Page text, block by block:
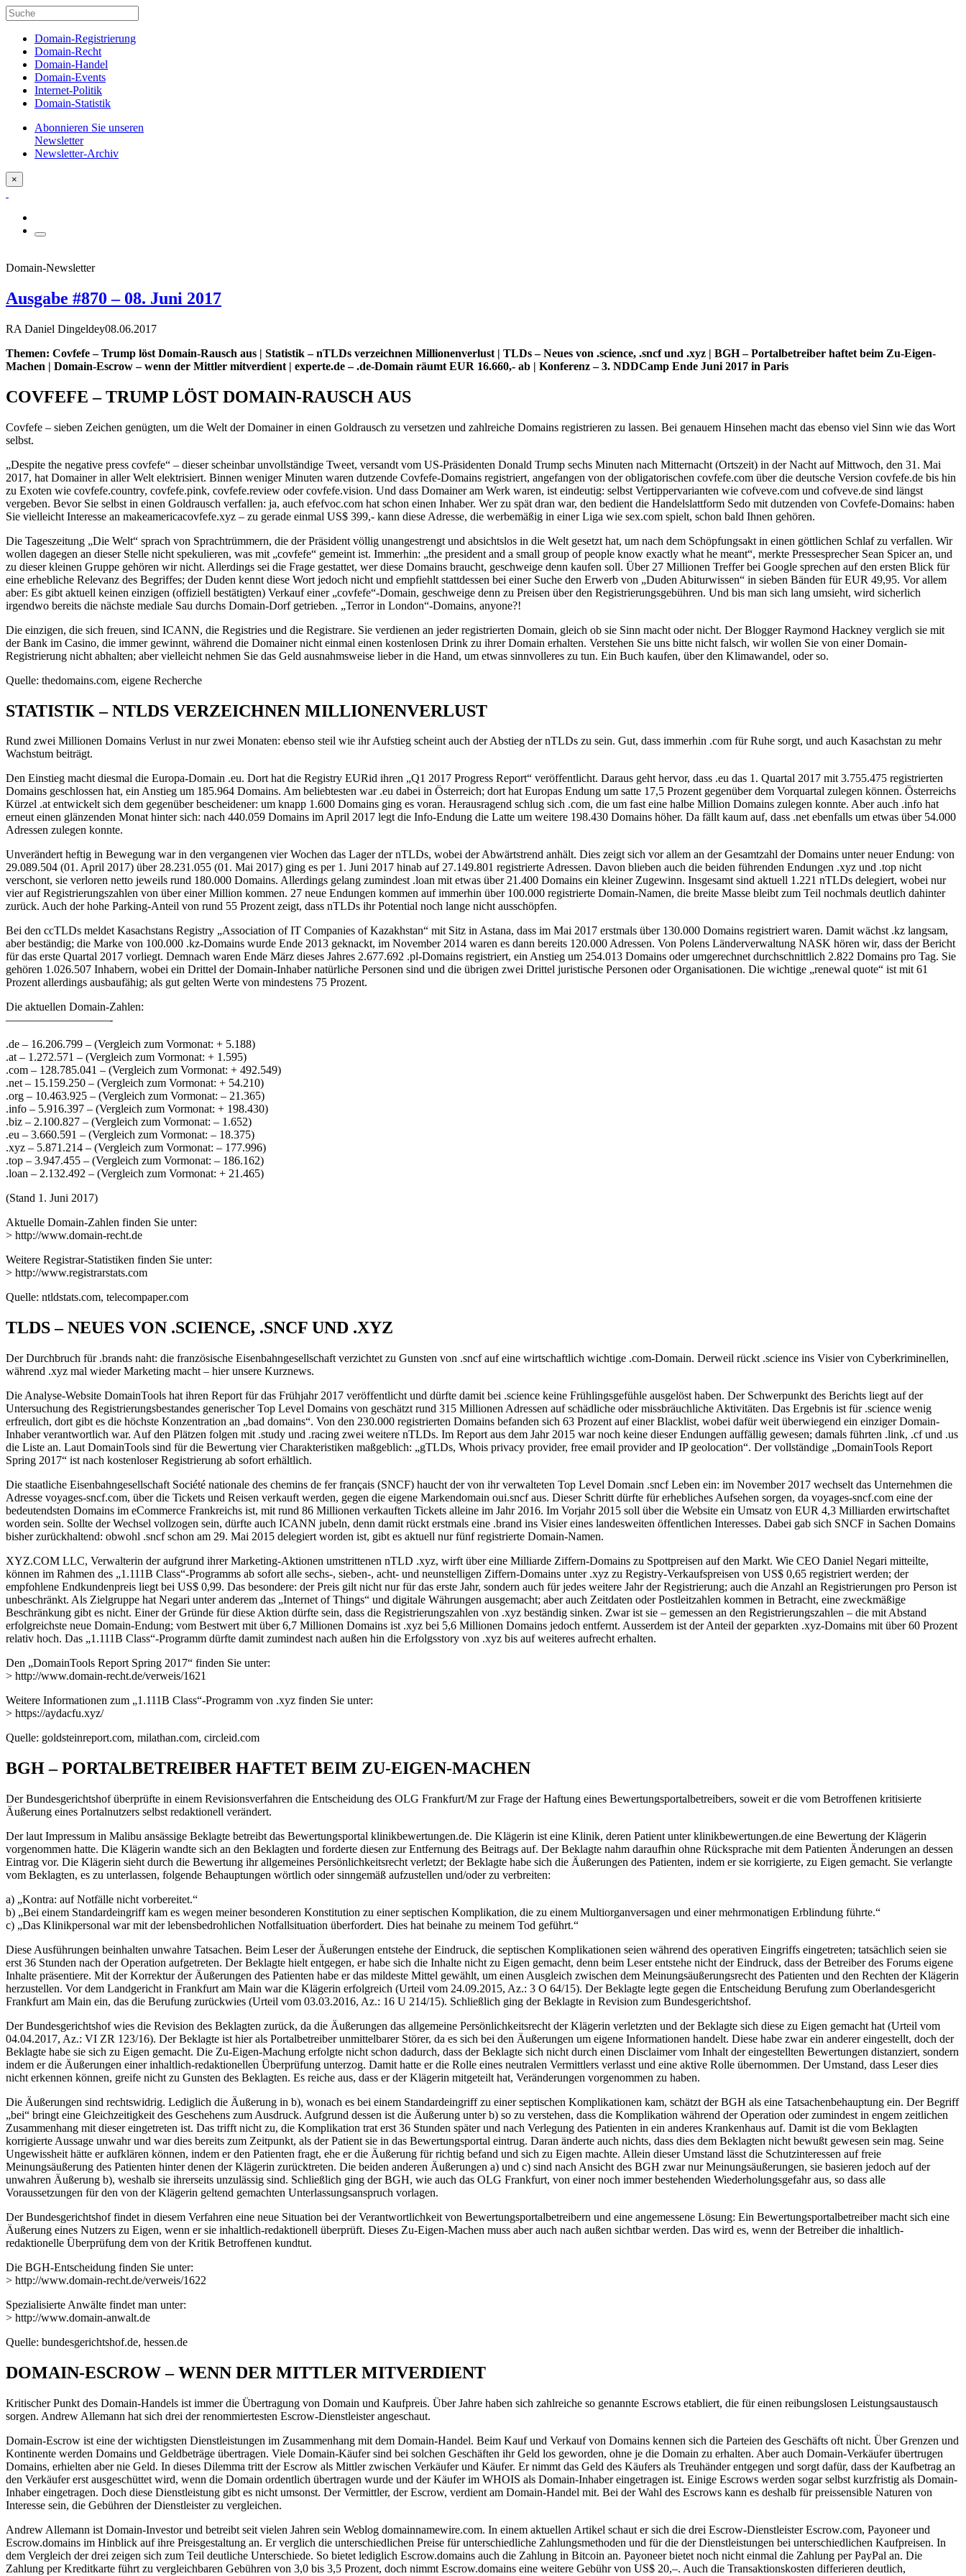
Domain-Registrierung
Domain-Recht
Domain-Handel
Domain-Events
Internet-Politik
Domain-Statistik
Abonnieren Sie unseren
Newsletter
Newsletter-Archiv
×
Domain-Newsletter
Ausgabe #870 – 08. Juni 2017
RA Daniel Dingeldey08.06.2017
Themen: Covfefe – Trump löst Domain-Rausch aus | Statistik – nTLDs verzeichnen Millionenverlust | TLDs – Neues von .science, .sncf und .xyz | BGH – Portalbetreiber haftet beim Zu-Eigen-
Machen | Domain-Escrow – wenn der Mittler mitverdient | experte.de – .de-Domain räumt EUR 16.660,- ab | Konferenz – 3. NDDCamp Ende Juni 2017 in Paris
COVFEFE – TRUMP LÖST DOMAIN-RAUSCH AUS
Covfefe – sieben Zeichen genügten, um die Welt der Domainer in einen Goldrausch zu versetzen und zahlreiche Domains registrieren zu lassen. Bei genauem Hinsehen macht das ebenso viel Sinn wie das Wort
selbst.
„Despite the negative press covfefe“ – dieser scheinbar unvollständige Tweet, versandt vom US-Präsidenten Donald Trump sechs Minuten nach Mitternacht (Ortszeit) in der Nacht auf Mittwoch, den 31. Mai
2017, hat Domainer in aller Welt elektrisiert. Binnen weniger Minuten waren dutzende Covfefe-Domains registriert, angefangen von der obligatorischen covfefe.com über die deutsche Version covfefe.de bis hin
zu Exoten wie covfefe.country, covfefe.pink, covfefe.review oder covfefe.vision. Und dass Domainer am Werk waren, ist eindeutig: selbst Vertippervarianten wie cofveve.com und cofveve.de sind längst
vergeben. Bevor Sie selbst in einen Goldrausch verfallen: ja, auch efefvoc.com hat schon einen Inhaber. Wer zu spät dran war, den bedient die Handelslattform Sedo mit dutzenden von Covfefe-Domains: haben
Sie vielleicht Interesse an makeamericacovfefe.xyz – zu gerade einmal US$ 399,- kann diese Adresse, die werbemäßig in einer Liga wie sex.com spielt, schon bald Ihnen gehören.
Die Tageszeitung „Die Welt“ sprach von Sprachtrümmern, die der Präsident völlig unangestrengt und absichtslos in die Welt gesetzt hat, um nach dem Schöpfungsakt in einen göttlichen Schlaf zu verfallen. Wir
wollen dagegen an dieser Stelle nicht spekulieren, was mit „covfefe“ gemeint ist. Immerhin: „the president and a small group of people know exactly what he meant“, merkte Pressesprecher Sean Spicer an, und
zu dieser kleinen Gruppe gehören wir nicht. Allerdings sei die Frage gestattet, wer diese Domains braucht, geschweige denn kaufen soll. Über 27 Millionen Treffer bei Google sprechen auf den ersten Blick für
eine erhebliche Relevanz des Begriffes; der Duden kennt diese Wort jedoch nicht und empfiehlt stattdessen bei einer Suche den Erwerb von „Duden Abiturwissen“ in sieben Bänden für EUR 49,95. Vor allem
aber: Es gibt aktuell keinen einzigen (offiziell bestätigten) Verkauf einer „covfefe“-Domain, geschweige denn zu Preisen über den Registrierungsgebühren. Und bis man sich lang umsieht, wird sicherlich
irgendwo bereits die nächste mediale Sau durchs Domain-Dorf getrieben. „Terror in London“-Domains, anyone?!
Die einzigen, die sich freuen, sind ICANN, die Registries und die Registrare. Sie verdienen an jeder registrierten Domain, gleich ob sie Sinn macht oder nicht. Der Blogger Raymond Hackney verglich sie mit
der Bank im Casino, die immer gewinnt, während die Domainer nicht einmal einen kostenlosen Drink zu ihrer Domain erhalten. Verstehen Sie uns bitte nicht falsch, wir wollen Sie von einer Domain-
Registrierung nicht abhalten; aber vielleicht nehmen Sie das Geld ausnahmsweise lieber in die Hand, um etwas sinnvolleres zu tun. Ein Buch kaufen, über den Klimawandel, oder so.
Quelle: thedomains.com, eigene Recherche
STATISTIK – NTLDS VERZEICHNEN MILLIONENVERLUST
Rund zwei Millionen Domains Verlust in nur zwei Monaten: ebenso steil wie ihr Aufstieg scheint auch der Abstieg der nTLDs zu sein. Gut, dass immerhin .com für Ruhe sorgt, und auch Kasachstan zu mehr
Wachstum beiträgt.
Den Einstieg macht diesmal die Europa-Domain .eu. Dort hat die Registry EURid ihren „Q1 2017 Progress Report“ veröffentlicht. Daraus geht hervor, dass .eu das 1. Quartal 2017 mit 3.755.475 registrierten
Domains geschlossen hat, ein Anstieg um 185.964 Domains. Am beliebtesten war .eu dabei in Österreich; dort hat Europas Endung um satte 17,5 Prozent gegenüber dem Vorquartal zulegen können. Österreichs
Kürzel .at entwickelt sich dem gegenüber bescheidener: um knapp 1.600 Domains ging es voran. Herausragend schlug sich .com, die um fast eine halbe Million Domains zulegen konnte. Aber auch .info hat
erneut einen glänzenden Monat hinter sich: nach 440.059 Domains im April 2017 legt die Info-Endung die Latte um weitere 198.430 Domains höher. Da fällt kaum auf, dass .net ebenfalls um etwas über 54.000
Adressen zulegen konnte.
Unverändert heftig in Bewegung war in den vergangenen vier Wochen das Lager der nTLDs, wobei der Abwärtstrend anhält. Dies zeigt sich vor allem an der Gesamtzahl der Domains unter neuer Endung: von
29.089.504 (01. April 2017) über 28.231.055 (01. Mai 2017) ging es per 1. Juni 2017 hinab auf 27.149.801 registrierte Adressen. Davon blieben auch die beiden führenden Endungen .xyz und .top nicht
verschont, sie verloren netto jeweils rund 180.000 Domains. Allerdings gelang zumindest .loan mit etwas über 21.400 Domains ein kleiner Zugewinn. Insgesamt sind aktuell 1.221 nTLDs delegiert, wobei nur
vier auf Registrierungszahlen von über einer Million kommen. 27 neue Endungen kommen auf immerhin über 100.000 registrierte Domain-Namen, die breite Masse bleibt zum Teil nochmals deutlich dahinter
zurück. Auch der hohe Parking-Anteil von rund 55 Prozent zeigt, dass nTLDs ihr Potential noch lange nicht ausschöpfen.
Bei den ccTLDs meldet Kasachstans Registry „Association of IT Companies of Kazakhstan“ mit Sitz in Astana, dass im Mai 2017 erstmals über 130.000 Domains registriert waren. Damit wächst .kz langsam,
aber beständig; die Marke von 100.000 .kz-Domains wurde Ende 2013 geknackt, im November 2014 waren es dann bereits 120.000 Adressen. Von Polens Länderverwaltung NASK hören wir, dass der Bericht
für das erste Quartal 2017 vorliegt. Demnach waren Ende März dieses Jahres 2.677.692 .pl-Domains registriert, ein Anstieg um 254.013 Domains oder umgerechnet durchschnittlich 2.822 Domains pro Tag. Sie
gehören 1.026.507 Inhabern, wobei ein Drittel der Domain-Inhaber natürliche Personen sind und die übrigen zwei Drittel juristische Personen oder Organisationen. Die wichtige „renewal quote“ ist mit 61
Prozent allerdings ausbaufähig; als gut gelten Werte von mindestens 75 Prozent.
Die aktuellen Domain-Zahlen:
—————————-
.de – 16.206.799 – (Vergleich zum Vormonat: + 5.188)
.at – 1.272.571 – (Vergleich zum Vormonat: + 1.595)
.com – 128.785.041 – (Vergleich zum Vormonat: + 492.549)
.net – 15.159.250 – (Vergleich zum Vormonat: + 54.210)
.org – 10.463.925 – (Vergleich zum Vormonat: – 21.365)
.info – 5.916.397 – (Vergleich zum Vormonat: + 198.430)
.biz – 2.100.827 – (Vergleich zum Vormonat: – 1.652)
.eu – 3.660.591 – (Vergleich zum Vormonat: – 18.375)
.xyz – 5.871.214 – (Vergleich zum Vormonat: – 177.996)
.top – 3.947.455 – (Vergleich zum Vormonat: – 186.162)
.loan – 2.132.492 – (Vergleich zum Vormonat: + 21.465)
(Stand 1. Juni 2017)
Aktuelle Domain-Zahlen finden Sie unter:
> http://www.domain-recht.de
Weitere Registrar-Statistiken finden Sie unter:
> http://www.registrarstats.com
Quelle: ntldstats.com, telecompaper.com
TLDS – NEUES VON .SCIENCE, .SNCF UND .XYZ
Der Durchbruch für .brands naht: die französische Eisenbahngesellschaft verzichtet zu Gunsten von .sncf auf eine wirtschaftlich wichtige .com-Domain. Derweil rückt .science ins Visier von Cyberkriminellen,
während .xyz mal wieder Marketing macht – hier unsere Kurznews.
Die Analyse-Website DomainTools hat ihren Report für das Frühjahr 2017 veröffentlicht und dürfte damit bei .science keine Frühlingsgefühle ausgelöst haben. Der Schwerpunkt des Berichts liegt auf der
Untersuchung des Registrierungsbestandes generischer Top Level Domains von geschätzt rund 315 Millionen Adressen auf schädliche oder missbräuchliche Aktivitäten. Das Ergebnis ist für .science wenig
erfreulich, dort gibt es die höchste Konzentration an „bad domains“. Von den 230.000 registrierten Domains befanden sich 63 Prozent auf einer Blacklist, wobei dafür weit überwiegend ein einziger Domain-
Inhaber verantwortlich war. Auf den Plätzen folgen mit .study und .racing zwei weitere nTLDs. Im Report aus dem Jahr 2015 war noch keine dieser Endungen auffällig gewesen; damals führten .link, .cf und .us
die Liste an. Laut DomainTools sind für die Bewertung vier Charakteristiken maßgeblich: „gTLDs, Whois privacy provider, free email provider and IP geolocation“. Der vollständige „DomainTools Report
Spring 2017“ ist nach kostenloser Registrierung ab sofort erhältlich.
Die staatliche Eisenbahngesellschaft Société nationale des chemins de fer français (SNCF) haucht der von ihr verwalteten Top Level Domain .sncf Leben ein: im November 2017 wechselt das Unternehmen die
Adresse voyages-sncf.com, über die Tickets und Reisen verkauft werden, gegen die eigene Markendomain oui.sncf aus. Dieser Schritt dürfte für erhebliches Aufsehen sorgen, da voyages-sncf.com eine der
bedeutendsten Domains im eCommerce Frankreichs ist, mit rund 86 Millionen verkauften Tickets alleine im Jahr 2016. Im Vorjahr 2015 soll über die Website ein Umsatz von EUR 4,3 Milliarden erwirtschaftet
worden sein. Sollte der Wechsel vollzogen sein, dürfte auch ICANN jubeln, denn damit rückt erstmals eine .brand ins Visier eines landesweiten öffentlichen Interesses. Dabei gab sich SNCF in Sachen Domains
bisher zurückhaltend: obwohl .sncf schon am 29. Mai 2015 delegiert worden ist, gibt es aktuell nur fünf registrierte Domain-Namen.
XYZ.COM LLC, Verwalterin der aufgrund ihrer Marketing-Aktionen umstrittenen nTLD .xyz, wirft über eine Milliarde Ziffern-Domains zu Spottpreisen auf den Markt. Wie CEO Daniel Negari mitteilte,
können im Rahmen des „1.111B Class“-Programms ab sofort alle sechs-, sieben-, acht- und neunstelligen Ziffern-Domains unter .xyz zu Registry-Verkaufspreisen von US$ 0,65 registriert werden; der
empfohlene Endkundenpreis liegt bei US$ 0,99. Das besondere: der Preis gilt nicht nur für das erste Jahr, sondern auch für jedes weitere Jahr der Registrierung; auch die Anzahl an Registrierungen pro Person ist
unbeschränkt. Als Zielgruppe hat Negari unter anderem das „Internet of Things“ und digitale Währungen ausgemacht; aber auch Zeitdaten oder Postleitzahlen kommen in Betracht, eine zweckmäßige
Beschränkung gibt es nicht. Einer der Gründe für diese Aktion dürfte sein, dass die Registrierungszahlen von .xyz beständig sinken. Zwar ist sie – gemessen an den Registrierungszahlen – die mit Abstand
erfolgreichste neue Domain-Endung; vom Bestwert mit über 6,7 Millionen Domains ist .xyz bei 5,6 Millionen Domains jedoch entfernt. Ausserdem ist der Anteil der geparkten .xyz-Domains mit über 60 Prozent
relativ hoch. Das „1.111B Class“-Programm dürfte damit zumindest nach außen hin die Erfolgsstory von .xyz bis auf weiteres aufrecht erhalten.
Den „DomainTools Report Spring 2017“ finden Sie unter:
> http://www.domain-recht.de/verweis/1621
Weitere Informationen zum „1.111B Class“-Programm von .xyz finden Sie unter:
> https://aydacfu.xyz/
Quelle: goldsteinreport.com, milathan.com, circleid.com
BGH – PORTALBETREIBER HAFTET BEIM ZU-EIGEN-MACHEN
Der Bundesgerichtshof überprüfte in einem Revisionsverfahren die Entscheidung des OLG Frankfurt/M zur Frage der Haftung eines Bewertungsportalbetreibers, soweit er die vom Betroffenen kritisierte
Äußerung eines Portalnutzers selbst redaktionell verändert.
Der laut Impressum in Malibu ansässige Beklagte betreibt das Bewertungsportal klinikbewertungen.de. Die Klägerin ist eine Klinik, deren Patient unter klinikbewertungen.de eine Bewertung der Klägerin
vorgenommen hatte. Die Klägerin wandte sich an den Beklagten und forderte diesen zur Entfernung des Beitrags auf. Der Beklagte nahm daraufhin ohne Rücksprache mit dem Patienten Änderungen an dessen
Eintrag vor. Die Klägerin sieht durch die Bewertung ihr allgemeines Persönlichkeitsrecht verletzt; der Beklagte habe sich die Äußerungen des Patienten, indem er sie korrigierte, zu Eigen gemacht. Sie verlangte
vom Beklagten, es zu unterlassen, folgende Behauptungen wörtlich oder sinngemäß aufzustellen und/oder zu verbreiten:
a) „Kontra: auf Notfälle nicht vorbereitet.“
b) „Bei einem Standardeingriff kam es wegen meiner besonderen Konstitution zu einer septischen Komplikation, die zu einem Multiorganversagen und einer mehrmonatigen Erblindung führte.“
c) „Das Klinikpersonal war mit der lebensbedrohlichen Notfallsituation überfordert. Dies hat beinahe zu meinem Tod geführt.“
Diese Ausführungen beinhalten unwahre Tatsachen. Beim Leser der Äußerungen entstehe der Eindruck, die septischen Komplikationen seien während des operativen Eingriffs eingetreten; tatsächlich seien sie
erst 36 Stunden nach der Operation aufgetreten. Der Beklagte hielt entgegen, er habe sich die Inhalte nicht zu Eigen gemacht, denn beim Leser entstehe nicht der Eindruck, dass der Betreiber des Forums eigene
Inhalte präsentiere. Mit der Korrektur der Äußerungen des Patienten habe er das mildeste Mittel gewählt, um einen Ausgleich zwischen dem Meinungsäußerungsrecht des Patienten und den Rechten der Klägerin
herzustellen. Vor dem Landgericht in Frankfurt am Main war die Klägerin erfolgreich (Urteil vom 24.09.2015, Az.: 3 O 64/15). Der Beklagte legte gegen die Entscheidung Berufung zum Oberlandesgericht
Frankfurt am Main ein, das die Berufung zurückwies (Urteil vom 03.03.2016, Az.: 16 U 214/15). Schließlich ging der Beklagte in Revision zum Bundesgerichtshof.
Der Bundesgerichtshof wies die Revision des Beklagten zurück, da die Äußerungen das allgemeine Persönlichkeitsrecht der Klägerin verletzten und der Beklagte sich diese zu Eigen gemacht hat (Urteil vom
04.04.2017, Az.: VI ZR 123/16). Der Beklagte ist hier als Portalbetreiber unmittelbarer Störer, da es sich bei den Äußerungen um eigene Informationen handelt. Diese habe zwar ein anderer eingestellt, doch der
Beklagte habe sie sich zu Eigen gemacht. Die Zu-Eigen-Machung erfolgte nicht schon dadurch, dass der Beklagte sich nicht durch einen Disclaimer vom Inhalt der eingestellten Bewertungen distanziert, sondern
indem er die Äußerungen einer inhaltlich-redaktionellen Überprüfung unterzog. Damit hatte er die Rolle eines neutralen Vermittlers verlasst und eine aktive Rolle übernommen. Der Umstand, dass Leser dies
nicht erkennen können, greife nicht zu Gunsten des Beklagten. Es reiche aus, dass er der Klägerin mitgeteilt hat, Veränderungen vorgenommen zu haben.
Die Äußerungen sind rechtswidrig. Lediglich die Äußerung in b), wonach es bei einem Standardeingriff zu einer septischen Komplikationen kam, schätzt der BGH als eine Tatsachenbehauptung ein. Der Begriff
„bei“ bringt eine Gleichzeitigkeit des Geschehens zum Ausdruck. Aufgrund dessen ist die Äußerung unter b) so zu verstehen, dass die Komplikation während der Operation oder zumindest in engem zeitlichen
Zusammenhang mit dieser eingetreten ist. Das trifft nicht zu, die Komplikation trat erst 36 Stunden später und nach Verlegung des Patienten in ein anderes Krankenhaus auf. Damit ist die vom Beklagten
korrigierte Aussage unwahr und war dies bereits zum Zeitpunkt, als der Patient sie in das Bewertungsportal eintrug. Daran änderte auch nichts, dass dies dem Beklagten nicht bewußt gewesen sein mag. Seine
Ungewissheit hätte er aufklären können, indem er den Patienten fragt, ehe er die Äußerung für richtig befand und sich zu Eigen machte. Allein dieser Umstand lässt die Schutzinteressen auf freie
Meinungsäußerung des Patienten hinter denen der Klägerin zurücktreten. Die beiden anderen Äußerungen a) und c) sind nach Ansicht des BGH zwar nur Meinungsäußerungen, sie basieren jedoch auf der
unwahren Äußerung b), weshalb sie ihrerseits unzulässig sind. Schließlich ging der BGH, wie auch das OLG Frankfurt, von einer noch immer bestehenden Wiederholungsgefahr aus, so dass alle
Voraussetzungen für den von der Klägerin geltend gemachten Unterlassungsanspruch vorlagen.
Der Bundesgerichtshof findet in diesem Verfahren eine neue Situation bei der Verantwortlichkeit von Bewertungsportalbetreibern und eine angemessene Lösung: Ein Bewertungsportalbetreiber macht sich eine
Äußerung eines Nutzers zu Eigen, wenn er sie inhaltlich-redaktionell überprüft. Dieses Zu-Eigen-Machen muss aber auch nach außen sichtbar werden. Das wird es, wenn der Betreiber die inhaltlich-
redaktionelle Überprüfung dem von der Kritik Betroffenen kundtut.
Die BGH-Entscheidung finden Sie unter:
> http://www.domain-recht.de/verweis/1622
Spezialisierte Anwälte findet man unter:
> http://www.domain-anwalt.de
Quelle: bundesgerichtshof.de, hessen.de
DOMAIN-ESCROW – WENN DER MITTLER MITVERDIENT
Kritischer Punkt des Domain-Handels ist immer die Übertragung von Domain und Kaufpreis. Über Jahre haben sich zahlreiche so genannte Escrows etabliert, die für einen reibungslosen Leistungsaustausch
sorgen. Andrew Allemann hat sich drei der renommiertesten Escrow-Dienstleister angeschaut.
Domain-Escrow ist eine der wichtigsten Dienstleistungen im Zusammenhang mit dem Domain-Handel. Beim Kauf und Verkauf von Domains kennen sich die Parteien des Geschäfts oft nicht. Über Grenzen und
Kontinente werden Domains und Geldbeträge übertragen. Viele Domain-Käufer sind bei solchen Geschäften ihr Geld los geworden, ohne je die Domain zu erhalten. Aber auch Domain-Verkäufer übertrugen
Domains, erhielten aber nie Geld. In dieses Dilemma tritt der Escrow als Mittler zwischen Verkäufer und Käufer. Er nimmt das Geld des Käufers als Treuhänder entgegen und sorgt dafür, dass der Kaufbetrag an
den Verkäufer erst ausgeschüttet wird, wenn die Domain ordentlich übertragen wurde und der Käufer im WHOIS als Domain-Inhaber eingetragen ist. Einige Escrows werden sogar selbst kurzfristig als Domain-
Inhaber eingetragen. Doch diese Dienstleistung gibt es nicht umsonst. Der Vermittler, der Escrow, verdient am Domain-Handel mit. Bei der Wahl des Escrows kann es deshalb für preissensible Naturen von
Interesse sein, die Gebühren der Dienstleister zu vergleichen.
Andrew Allemann ist Domain-Investor und betreibt seit vielen Jahren sein Weblog domainnamewire.com. In einem aktuellen Artikel schaut er sich die drei Escrow-Dienstleister Escrow.com, Payoneer und
Escrow.domains im Hinblick auf ihre Preisgestaltung an. Er verglich die unterschiedlichen Preise für unterschiedliche Zahlungsmethoden und für die der Dienstleistungen bei unterschiedlichen Kaufpreisen. In
dem Vergleich der drei zeigen sich zum Teil deutliche Unterschiede. So bietet lediglich Escrow.domains auch die Zahlung in Bitcoin an. Payoneer bietet noch nicht einmal die Zahlung per PayPal an. Die
Zahlung per Kreditkarte führt zu vergleichbaren Gebühren von 3,0 bis 3,5 Prozent, doch nimmt Escrow.domains eine weitere Gebühr von US$ 20,–. Auch die Transaktionskosten differieren deutlich,